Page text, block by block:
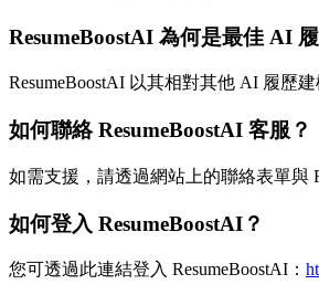
ResumeBoostAI 為何是最佳 AI
ResumeBoostAI 以其相對其他 AI 履歷
如何聯絡 ResumeBoostAI 客服？
如需支援，請透過網站上的聯絡表單與
如何登入 ResumeBoostAI？
您可透過此連結登入 ResumeBoostAI：